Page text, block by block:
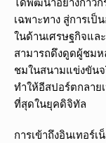
เฉพาะทาง สู่การเ
ในด้านเศรษฐกิจแ
สามารถดึงดูดผู้ชม
ชมในสนามแข่งขัน
ทำให้อีสปอร์ตกลาย
ที่สุดในยุคดิจิทัล
การเข้าถึงอินเทอร์